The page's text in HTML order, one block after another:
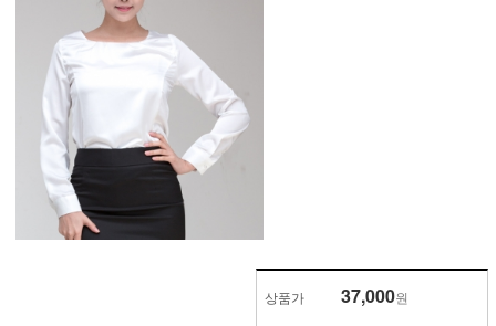
상품가 37,000원